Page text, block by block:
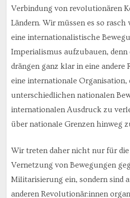
Verbindung von revolutionären
Ländern. Wir müssen es so
eine internationalistische
Imperialismus aufzubauen, denn
drängen ganz klar in eine andere
eine internationale Organisation,
unterschiedlichen nationalen
internationalen Ausdruck zu
über nationale Grenzen hinweg
Wir treten daher nicht nur für
Vernetzung von Bewegungen
Militarisierung ein, sondern sind
anderen Revolutionär:innen